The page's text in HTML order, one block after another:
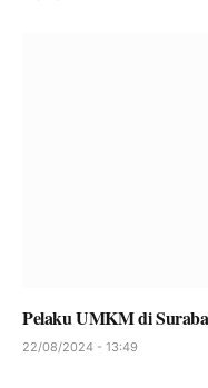
Pelaku UMKM di
22/08/2024 - 13:49